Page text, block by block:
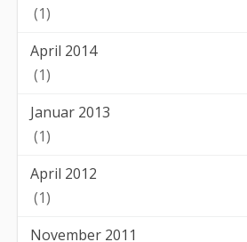
(1)
April 2014
(1)
Januar 2013
(1)
April 2012
(1)
November 2011